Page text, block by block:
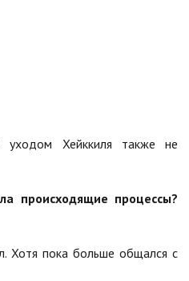
уходом Хейккиля также не
происходящие процессы?
Хотя пока больше общался с